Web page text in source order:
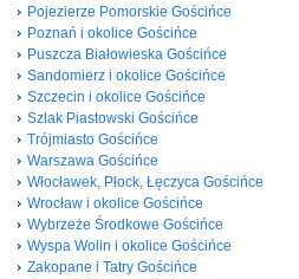
Pojezierze Pomorskie Gościńce
Poznań i okolice Gościńce
Puszcza Białowieska Gościńce
Sandomierz i okolice Gościńce
Szczecin i okolice Gościńce
Szlak Piastowski Gościńce
Trójmiasto Gościńce
Warszawa Gościńce
Włocławek, Płock, Łęczyca Gościńce
Wrocław i okolice Gościńce
Wybrzeże Środkowe Gościńce
Wyspa Wolin i okolice Gościńce
Zakopane i Tatry Gościńce